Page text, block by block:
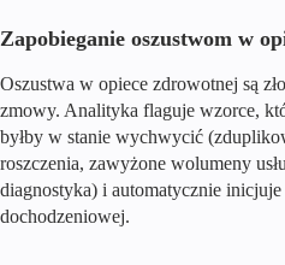
Zapobieganie oszustwom w
Oszustwa w opiece zdrowotnej są
zmowy. Analityka flaguje wzorce,
byłby w stanie wychwycić
roszczenia, zawyżone wolumeny
diagnostyka) i automatycznie
dochodzeniowej.